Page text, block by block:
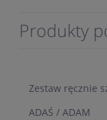
Produkty
Zestaw ręcznie
ADAŚ / ADAM